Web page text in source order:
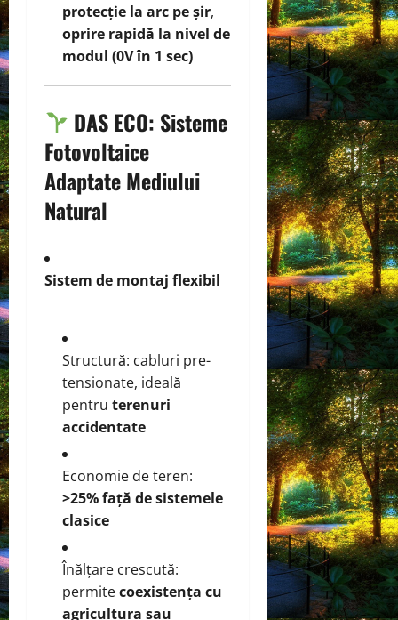
protecție la arc pe șir,
oprire rapidă la nivel de
modul (0V în 1 sec)
DAS ECO: Sisteme
Fotovoltaice
Adaptate Mediului
Natural
Sistem de montaj flexibil
Structură: cabluri pre-
tensionate, ideală
pentru terenuri
accidentate
Economie de teren:
>25% față de sistemele
clasice
Înălțare crescută:
permitecoexistența cu
agricultura sau